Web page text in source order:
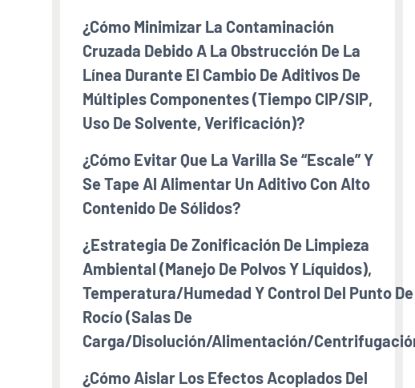
¿Cómo Minimizar La Contaminación
Cruzada Debido A La Obstrucción De La
Línea Durante El Cambio De Aditivos De
Múltiples Componentes (tiempo CIP/SIP,
Uso De Solvente, Verificación)?
¿Cómo Evitar Que La Varilla Se “escale” Y
Se Tape Al Alimentar Un Aditivo Con Alto
Contenido De Sólidos?
¿Estrategia De Zonificación De Limpieza
Ambiental (manejo De Polvos Y Líquidos),
Temperatura/humedad Y Control Del Punto De
Rocío (salas De
Carga/disolución/alimentación/
¿Cómo Aislar Los Efectos Acoplados Del